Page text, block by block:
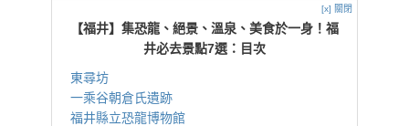
[x] 關閉
【福井】集恐龍、絕景、溫泉、美食於一身！福
井必去景點7選：目次
東尋坊
一乘谷朝倉氏遺跡
福井縣立恐龍博物館